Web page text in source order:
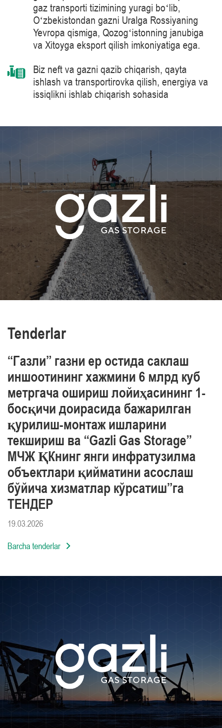
gaz transporti tizimining yuragi boʻlib,
Oʻzbekistondan gazni Uralga Rossiyaning
Yevropa qismiga, Qozogʻistonning janubiga
va Xitoyga eksport qilish imkoniyatiga ega.
Biz neft va gazni qazib chiqarish, qayta
ishlash va transportirovka qilish, energiya va
issiqlikni ishlab chiqarish sohasida
MVt quvvatga ega bo‘lgan gaz haydash
agregatlari kabi tabiiy gazni tayyorlash va
tashish jarayonlarida ilg‘or texnologiyalarni
qo‘llaymiz.
Bilimlar darajasini muntazam oshirib boramiz
va sanoat xavfsizligi, mehnat va atrof-muhit
muhofazasini ta’minlaymiz
O‘z xodimlarimizning professionalizmini yuqori
darajasi bilan ajralib turamiz
Tenderlar
“Газли” газни ер остида саклаш
иншоотининг хажмини 6 млрд куб
метргача ошириш лойиҳасининг 1-
босқичи доирасида бажарилган
қурилиш-монтаж ишларини
текшириш ва “Gazli Gas Storage”
МЧЖ ҚКнинг янги инфратузилма
объектлари қийматини асослаш
бўйича хизматлар кўрсатиш”га
ТЕНДЕР
19.03.2026
Barcha tenderlar